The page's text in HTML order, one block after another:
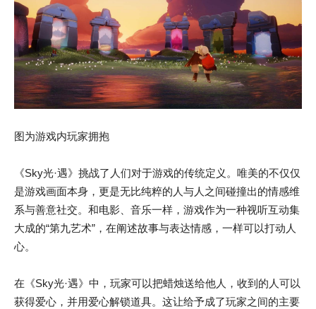
图为游戏内玩家拥抱
《Sky光·遇》挑战了人们对于游戏的传统定义。唯美的不仅仅
是游戏画面本身，更是无比纯粹的人与人之间碰撞出的情感维
系与善意社交。和电影、音乐一样，游戏作为一种视听互动集
大成的“第九艺术”，在阐述故事与表达情感，一样可以打动人
心。
在《Sky光·遇》中，玩家可以把蜡烛送给他人，收到的人可以
获得爱心，并用爱心解锁道具。这让给予成了玩家之间的主要